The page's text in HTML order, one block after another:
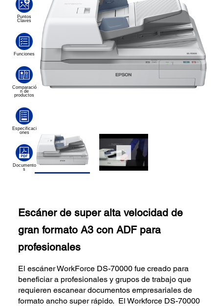
Escáner de super alta velocidad de
gran formato A3 con ADF para
profesionales
El escáner WorkForce DS-70000 fue creado para
beneficiar a profesionales y grupos de trabajo que
requieren escanear documentos empresariales de
formato ancho super rápido. El Workforce DS-70000